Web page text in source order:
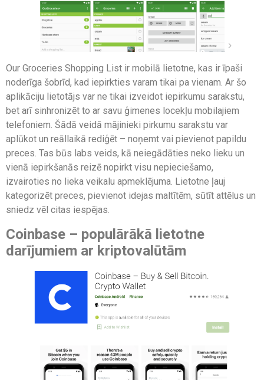
Our Groceries Shopping List ir mobilā lietotne, kas ir īpaši
noderīga šobrīd, kad iepirkties varam tikai pa vienam. Ar šo
aplikāciju lietotājs var ne tikai izveidot iepirkumu sarakstu,
bet arī sinhronizēt to ar savu ģimenes locekļu mobilajiem
telefoniem. Šādā veidā mājinieki pirkumu sarakstu var
aplūkot un reāllaikā rediģēt – noņemt vai pievienot papildu
preces. Tas būs labs veids, kā neiegādāties neko lieku un
vienā iepirkšanās reizē nopirkt visu nepieciešamo,
izvairoties no lieka veikalu apmeklējuma. Lietotne ļauj
kategorizēt preces, pievienot idejas maltītēm, sūtīt attēlus un
sniedz vēl citas iespējas.
Coinbase – populārākā lietotne
darījumiem ar kriptovalūtām